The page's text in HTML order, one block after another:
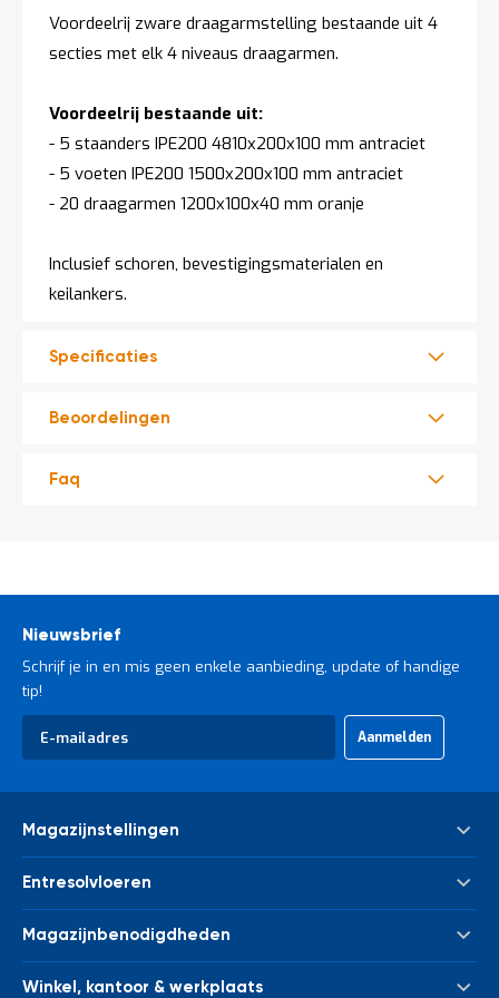
t
account
Voordeelrij zware draagarmstelling bestaande uit 4
secties met elk 4 niveaus draagarmen.
Voordeelrij bestaande uit:
- 5 staanders IPE200 4810x200x100 mm antraciet
- 5 voeten IPE200 1500x200x100 mm antraciet
- 20 draagarmen 1200x100x40 mm oranje
Inclusief schoren, bevestigingsmaterialen en
keilankers.
Specificaties
Beoordelingen
Faq
Nieuwsbrief
Schrijf je in en mis geen enkele aanbieding, update of handige
tip!
Abonneer
op
Aanmelden
Magazijnstellingen
Link 51 Palletstelling
Houten legbordstelling
Entresolvloeren
Trappen
Magazijnbenodigdheden
Winkel, kantoor & werkplaats